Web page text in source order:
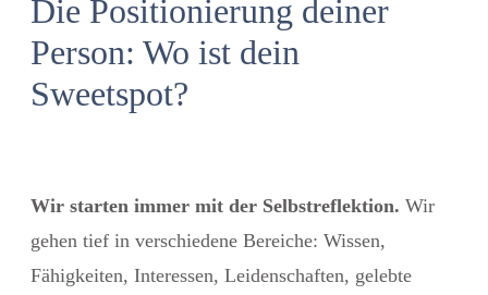
Die Positionierung deiner
Person: Wo ist dein
Sweetspot?
Wir starten immer mit der Selbstreflektion. Wir
gehen tief in verschiedene Bereiche: Wissen,
Fähigkeiten, Interessen, Leidenschaften, gelebte